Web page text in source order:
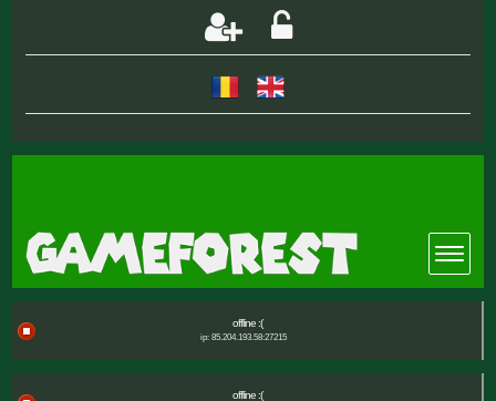
offline :(
ip: 85.204.193.58:27215
offline :(